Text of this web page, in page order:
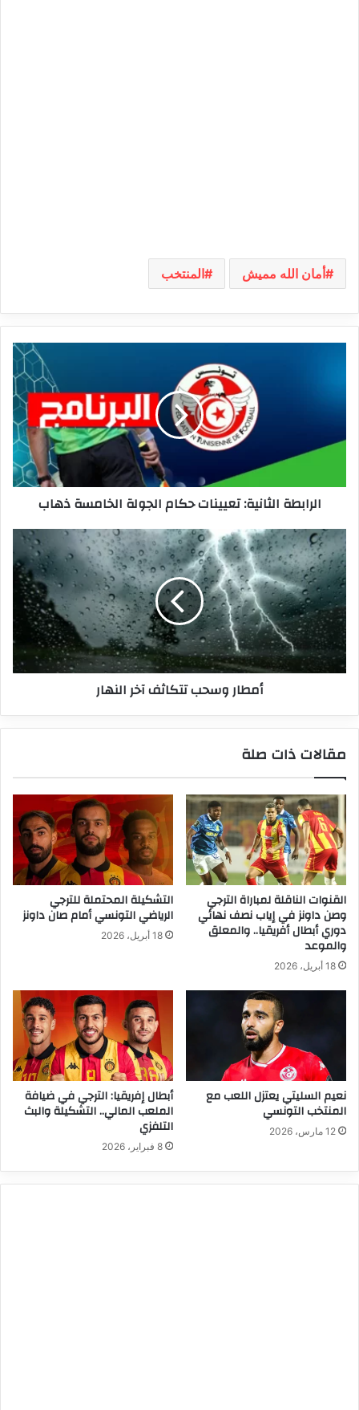
أمان الله مميش المنتخب
ذهاب
الرابطة الثانية: تعيينات حكام الجولة الخامسة ذهاب
أمطار
وسحب
تتكاثف
آخر
النهار
أمطار وسحب تتكاثف آخر النهار
مقالات ذات صلة
القنوات الناقلة لمباراة الترجي
وصن داونز في إياب نصف نهائي
دوري أبطال أفريقيا.. والمعلق
والموعد
18 أبريل، 2026
التشكيلة المحتملة للترجي
الرياضي التونسي أمام صان داونز
18 أبريل، 2026
نعيم السليتي يعتزل اللعب مع
المنتخب التونسي
12 مارس، 2026
أبطال إفريقيا: الترجي في ضيافة
الملعب المالي.. التشكيلة والبث
التلفزي
8 فبراير، 2026